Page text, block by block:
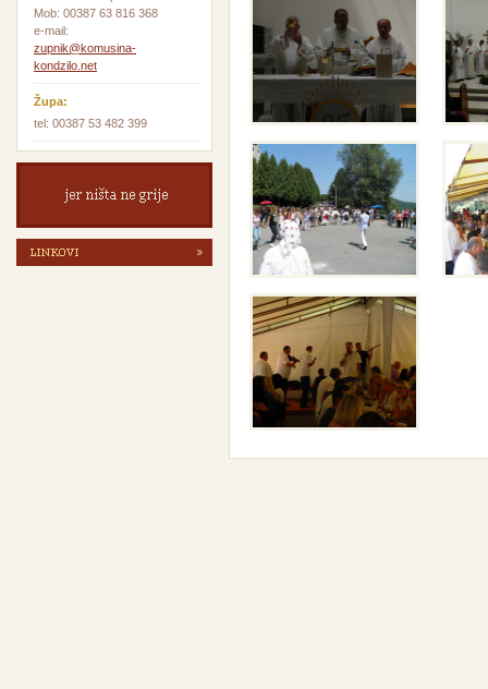
Mob: 00387 63 816 368
e-mail:
zupnik@komusina-
kondzilo.net
Župa:
tel: 00387 53 482 399